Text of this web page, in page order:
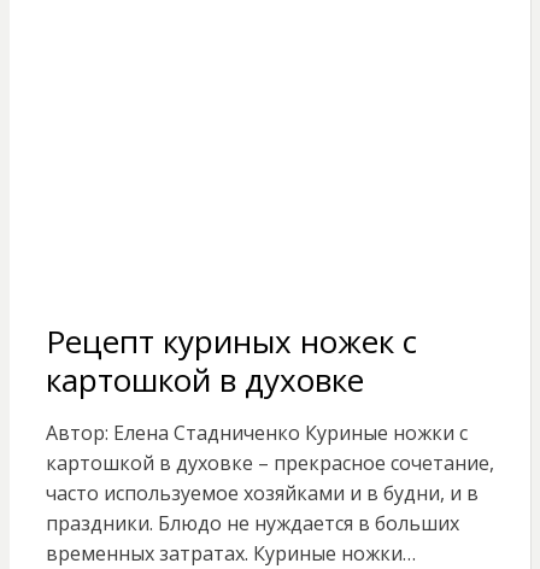
Рецепт куриных ножек с
картошкой в духовке
Автор: Елена Стадниченко Куриные ножки с
картошкой в духовке – прекрасное сочетание,
часто используемое хозяйками и в будни, и в
праздники. Блюдо не нуждается в больших
временных затратах. Куриные ножки…